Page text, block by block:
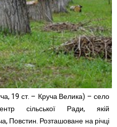
19 ст. – Круча Велика) – село
сільської Ради, якій
Повстин. Розташоване на річці